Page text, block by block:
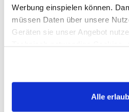
Werbung einspielen können.
müssen Daten über unsere
Geräten sie unser Angebot
werden, werden bei der
Fall gesetzt. Cookies von
Trackingzwecke werden nur
Alle
Größe: